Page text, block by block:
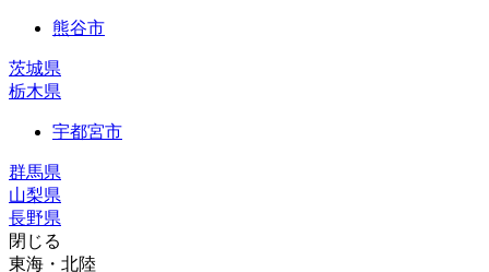
熊谷市
茨城県
栃木県
宇都宮市
群馬県
山梨県
長野県
閉じる
東海・北陸